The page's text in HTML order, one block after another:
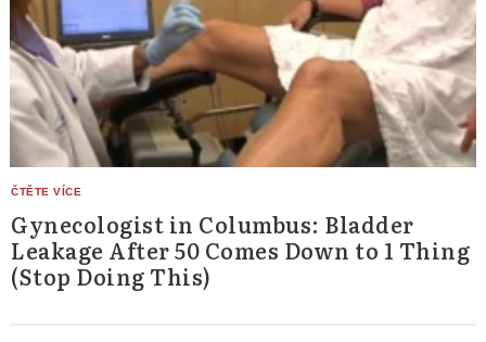
Gynecologist in Columbus: Bladder
Leakage After 50 Comes Down to 1 Thing
(Stop Doing This)